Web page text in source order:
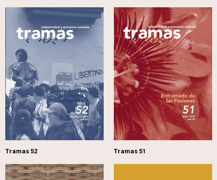
Tramas 52 Tramas 51